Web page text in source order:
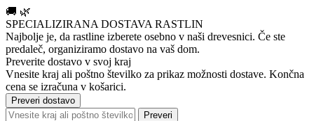
🚚 🌿
SPECIALIZIRANA DOSTAVA RASTLIN
Najbolje je, da rastline izberete osebno v naši drevesnici. Če ste
predaleč, organiziramo dostavo na vaš dom.
Preverite dostavo v svoj kraj
Vnesite kraj ali poštno številko za prikaz možnosti dostave. Končna
cena se izračuna v košarici.
Preveri dostavo
Preveri